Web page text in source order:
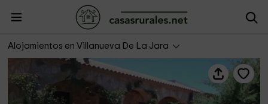
Alojamientos en Villanueva De La Jara